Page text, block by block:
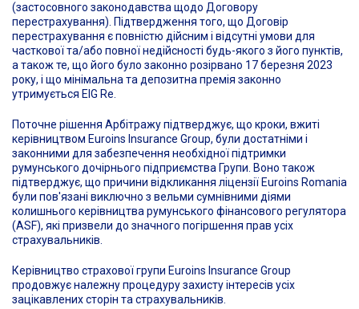
(застосовного законодавства щодо Договору
перестрахування). Підтвердження того, що Договір
перестрахування є повністю дійсним і відсутні умови для
часткової та/або повної недійсності будь-якого з його пунктів,
а також те, що його було законно розірвано 17 березня 2023
року, і що мінімальна та депозитна премія законно
утримується EIG Re.
Поточне рішення Арбітражу підтверджує, що кроки, вжиті
керівництвом Euroins Insurance Group, були достатніми і
законними для забезпечення необхідної підтримки
румунського дочірнього підприємства Групи. Воно також
підтверджує, що причини відкликання ліцензії Euroins Romania
були пов'язані виключно з вельми сумнівними діями
колишнього керівництва румунського фінансового регулятора
(ASF), які призвели до значного погіршення прав усіх
страхувальників.
Керівництво страхової групи Euroins Insurance Group
продовжує належну процедуру захисту інтересів усіх
зацікавлених сторін та страхувальників.